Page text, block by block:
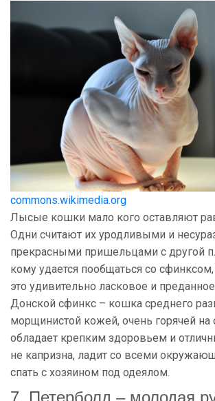
commons.wikimedia.org
Лысые кошки мало кого оставляют
Одни считают их уродливыми и
прекрасными пришельцами с другой
кому удается пообщаться со
это удивительно ласковое и
Донской сфинкс – кошка среднего
морщинистой кожей, очень горячей на
обладает крепким здоровьем и
не капризна, ладит со всеми
спать с хозяином под одеялом.